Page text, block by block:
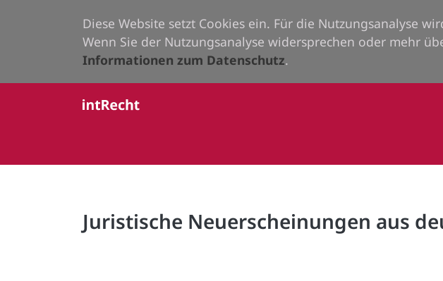
Diese Website setzt Cookies ein. Für die Nutzungsanalyse
Wenn Sie der Nutzungsanalyse widersprechen oder mehr
Informationen zum Datenschutz.
Juristische Neuerscheinungen aus